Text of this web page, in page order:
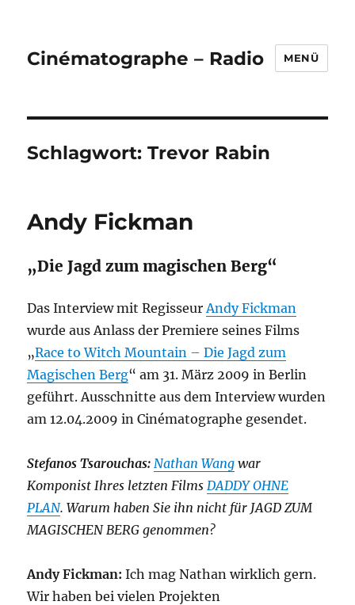
Cinématographe – Radio MENÜ
Schlagwort:Trevor Rabin
Andy Fickman
„Die Jagd zum magischen Berg“
Das Interview mit RegisseurAndy Fickman
wurde aus Anlass der Premiere seines Films
„Race to Witch Mountain – Die Jagd zum
Magischen Berg“ am 31. März 2009 in Berlin
geführt. Ausschnitte aus dem Interview wurden
am 12.04.2009 in Cinématographe gesendet.
Stefanos Tsarouchas:Nathan Wang war
Komponist Ihres letzten FilmsDADDY OHNE
PLAN. Warum haben Sie ihn nicht für JAGD ZUM
MAGISCHEN BERG genommen?
Andy Fickman:Ich mag Nathan wirklich gern.
Wir haben bei vielen Projekten